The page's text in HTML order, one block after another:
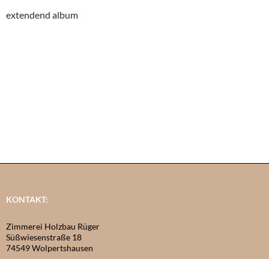
extendend album
KONTAKT:
Zimmerei Holzbau Rüger
Süßwiesenstraße 18
74549 Wolpertshausen